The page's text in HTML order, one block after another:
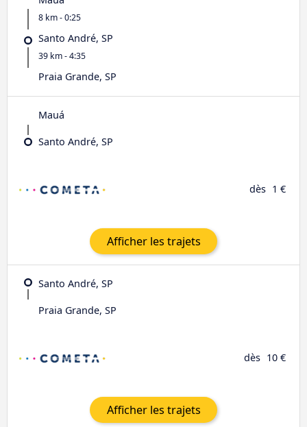
8 km - 0:25
Santo André, SP
39 km - 4:35
Praia Grande, SP
Mauá
Santo André, SP
dès 1 €
Afficher les trajets
Santo André, SP
Praia Grande, SP
dès 10 €
Afficher les trajets